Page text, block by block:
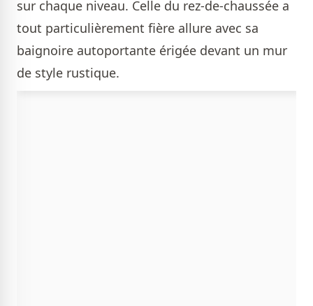
sur chaque niveau. Celle du rez-de-chaussée a
tout particulièrement fière allure avec sa
baignoire autoportante érigée devant un mur
de style rustique.